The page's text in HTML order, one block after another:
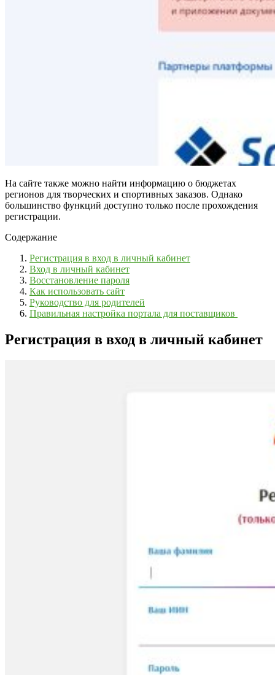
На сайте также можно найти информацию о бюджетах
регионов для творческих и спортивных заказов. Однако
большинство функций доступно только после прохождения
регистрации.
Содержание
Регистрация в вход в личный кабинет
Вход в личный кабинет
Восстановление пароля
Как использовать сайт
Руководство для родителей
Правильная настройка портала для поставщиков
Регистрация в вход в личный кабинет